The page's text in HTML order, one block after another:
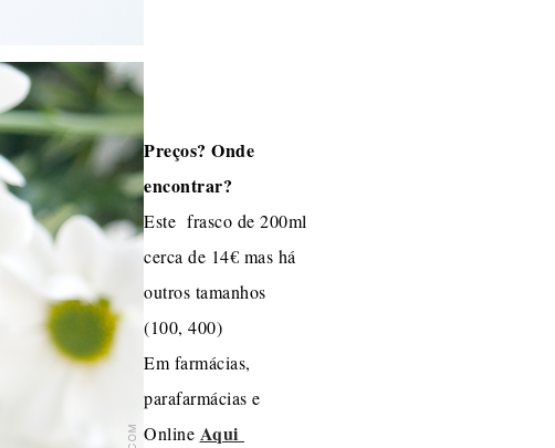
Preços? Onde
encontrar?
Este frasco de 200ml
cerca de 14€ mas há
outros tamanhos
(100, 400)
Em farmácias,
parafarmácias e
Online Aqui